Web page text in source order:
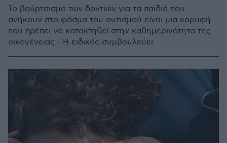
Το βούρτσισμα των δοντιών για τα παιδιά που
ανήκουν στο φάσμα του αυτισμού είναι μια κορυφή
που πρέπει να κατακτηθεί στην καθημερινότητα της
οικογένειας - Η ειδικός συμβουλεύει